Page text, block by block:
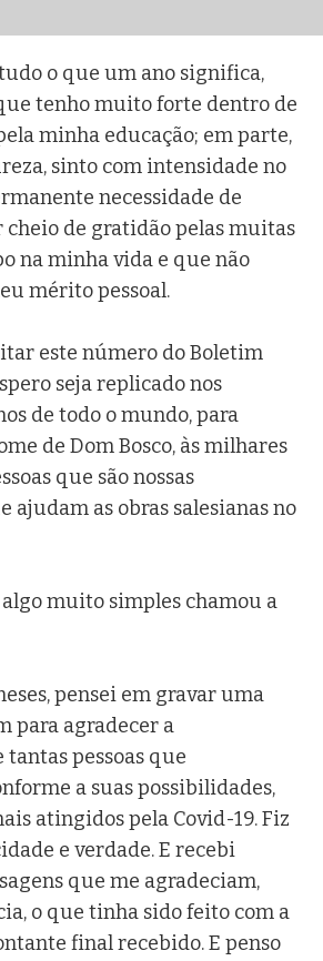
o que um ano significa,
tenho muito forte dentro de
minha educação; em parte,
sinto com intensidade no
necessidade de
cheio de gratidão pelas muitas
na minha vida e que não
mérito pessoal.
este número do Boletim
seja replicado nos
de todo o mundo, para
de Dom Bosco, às milhares
que são nossas
ajudam as obras salesianas no
algo muito simples chamou a
pensei em gravar uma
para agradecer a
pessoas que
a suas possibilidades,
atingidos pela Covid-19. Fiz
e verdade. E recebi
que me agradeciam,
o que tinha sido feito com a
final recebido. E penso